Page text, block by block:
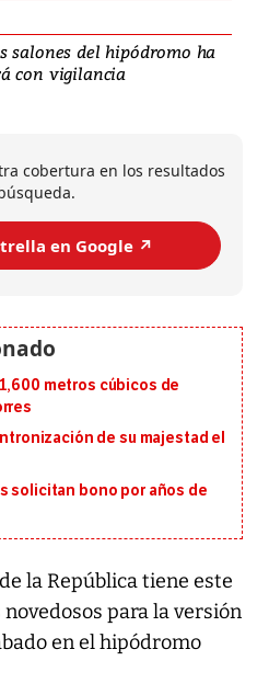
salones del hipódromo ha
con vigilancia
cobertura en los resultados
en Google ↗️
metros cúbicos de
de su majestad el
solicitan bono por años de
la República tiene este
para la versión
en el hipódromo